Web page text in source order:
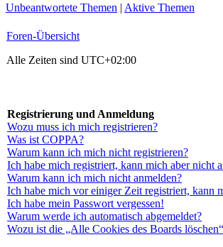
Unbeantwortete Themen | Aktive Themen
Foren-Übersicht
Alle Zeiten sind UTC+02:00
Registrierung und Anmeldung
Wozu muss ich mich registrieren?
Was ist COPPA?
Warum kann ich mich nicht registrieren?
Ich habe mich registriert, kann mich aber nicht
Warum kann ich mich nicht anmelden?
Ich habe mich vor einiger Zeit registriert, kann
Ich habe mein Passwort vergessen!
Warum werde ich automatisch abgemeldet?
Wozu ist die „Alle Cookies des Boards